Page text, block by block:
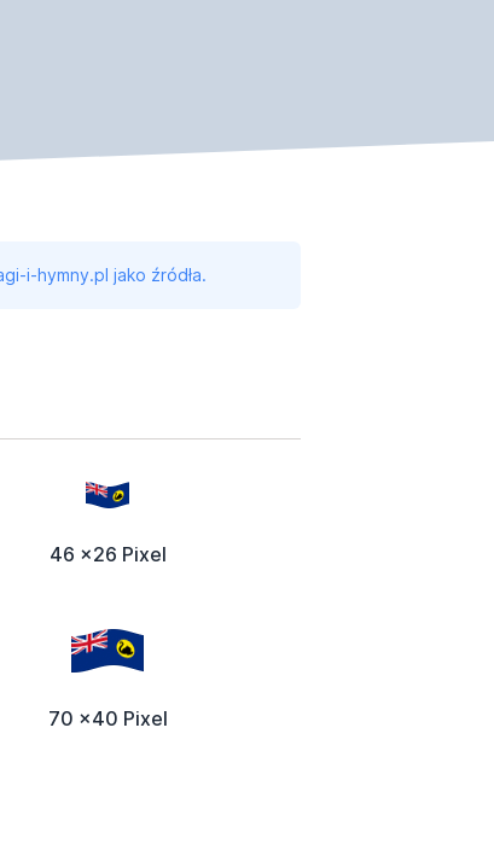
i-hymny.pl jako źródła.
46 x26 Pixel
70 x40 Pixel